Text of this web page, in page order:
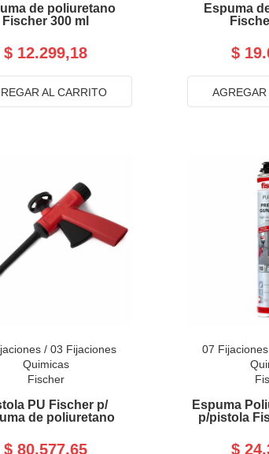
de poliuretano
Fischer 300 ml
$ 12.299,18
AL CARRITO
Espuma
$
/03 Fijaciones
Quimicas
Fischer
PU Fischer p/
de poliuretano
$ 80.577,65
07 Fijaciones
Espuma
p/pistola
$